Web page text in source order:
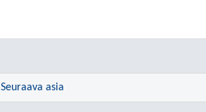
Seuraava asia